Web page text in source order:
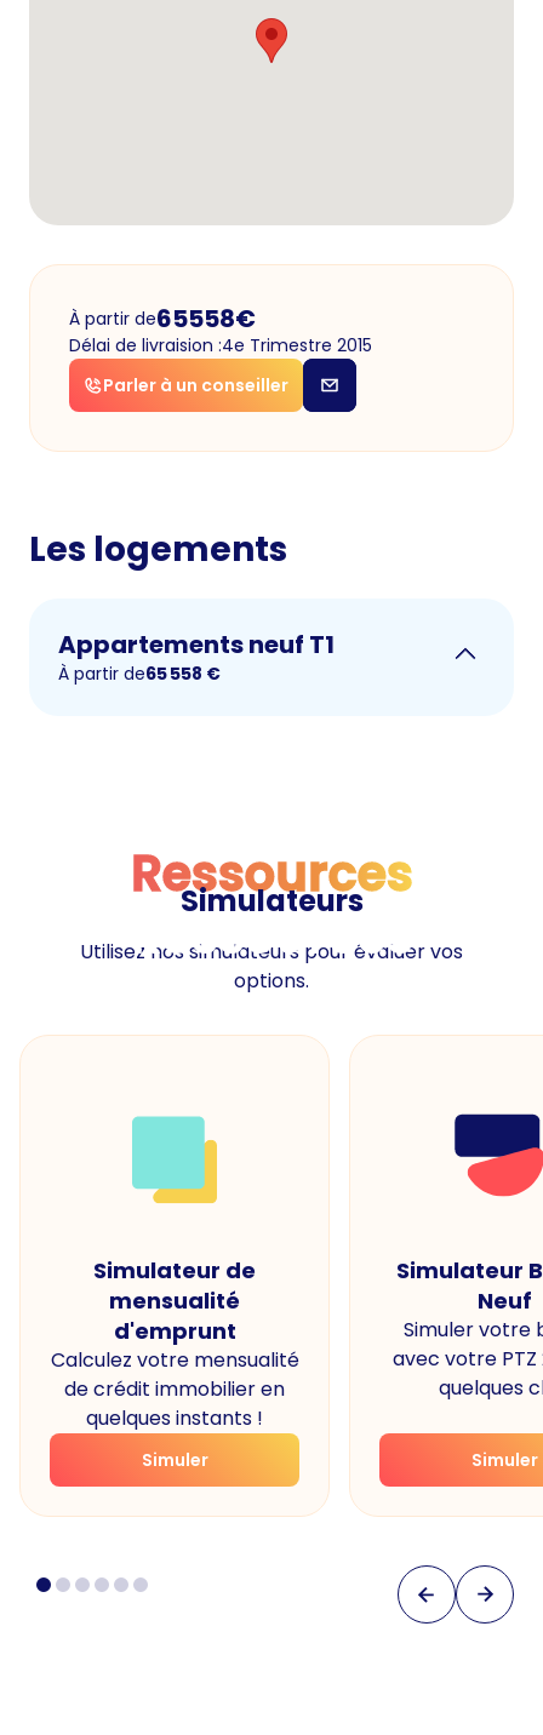
À partir de65558€
Délai de livraision :4e Trimestre 2015
Parler à un conseiller
Les logements
Appartements neuf T1
À partir de65 558 €
Ressources
Ressources
Simulateurs
Utilisez nos simulateurs pour évaluer vos
options.
Simulateur de
mensualité
d'emprunt
Calculez votre mensualité
de crédit immobilier en
quelques instants !
Simuler
Simulateur
Neuf
Simuler votre
avec votre PTZ
quelques
Simuler